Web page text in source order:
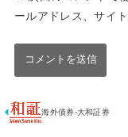
ールアドレス、サイト
海外債券-大和証券